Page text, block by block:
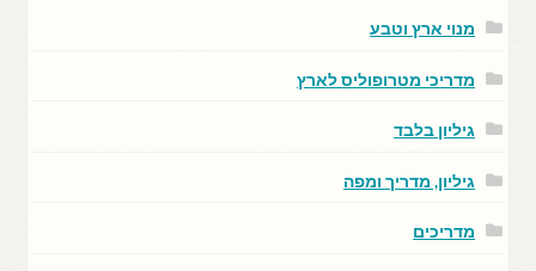
מנוי ארץ וטבע
מדריכי מטרופוליס לארץ
גיליון בלבד
גיליון, מדריך ומפה
מדריכים